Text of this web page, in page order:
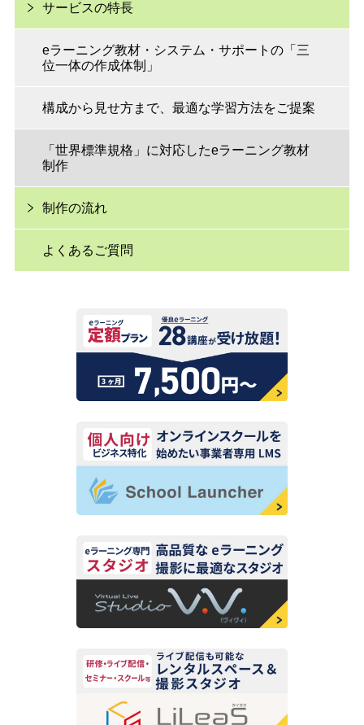
サービスの特長
eラーニング教材・システム・サポートの「三
位一体の作成体制」
構成から見せ方まで、最適な学習方法をご提案
「世界標準規格」に対応したeラーニング教材
制作
制作の流れ
よくあるご質問